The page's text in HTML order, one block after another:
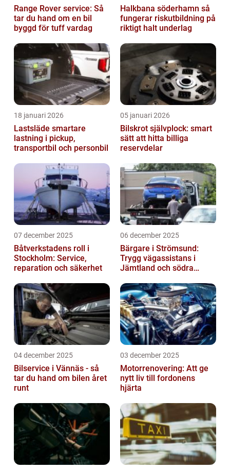
Range Rover service: Så
tar du hand om en bil
byggd för tuff vardag
Halkbana söderhamn så
fungerar riskutbildning på
riktigt halt underlag
18 januari 2026
Lastsläde smartare
lastning i pickup,
transportbil och personbil
05 januari 2026
Bilskrot självplock: smart
sätt att hitta billiga
reservdelar
07 december 2025
Båtverkstadens roll i
Stockholm: Service,
reparation och säkerhet
06 december 2025
Bärgare i Strömsund:
Trygg vägassistans i
Jämtland och södra
04 december 2025
Bilservice i Vännäs - så
tar du hand om bilen året
runt
03 december 2025
Motorrenovering: Att ge
nytt liv till fordonens
hjärta